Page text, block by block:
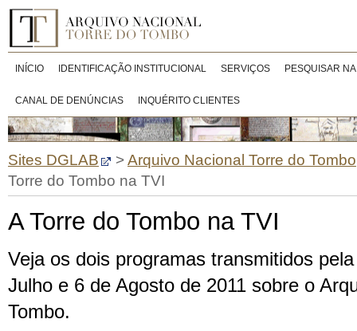
INÍCIO IDENTIFICAÇÃO INSTITUCIONAL SERVIÇOS PESQUISAR
CANAL DE DENÚNCIAS INQUÉRITO CLIENTES
Sites DGLAB >Arquivo Nacional Torre do Tombo
Torre do Tombo na TVI
A Torre do Tombo na TVI
Veja os dois programas transmitidos
Julho e 6 de Agosto de 2011 sobre o
Tombo.